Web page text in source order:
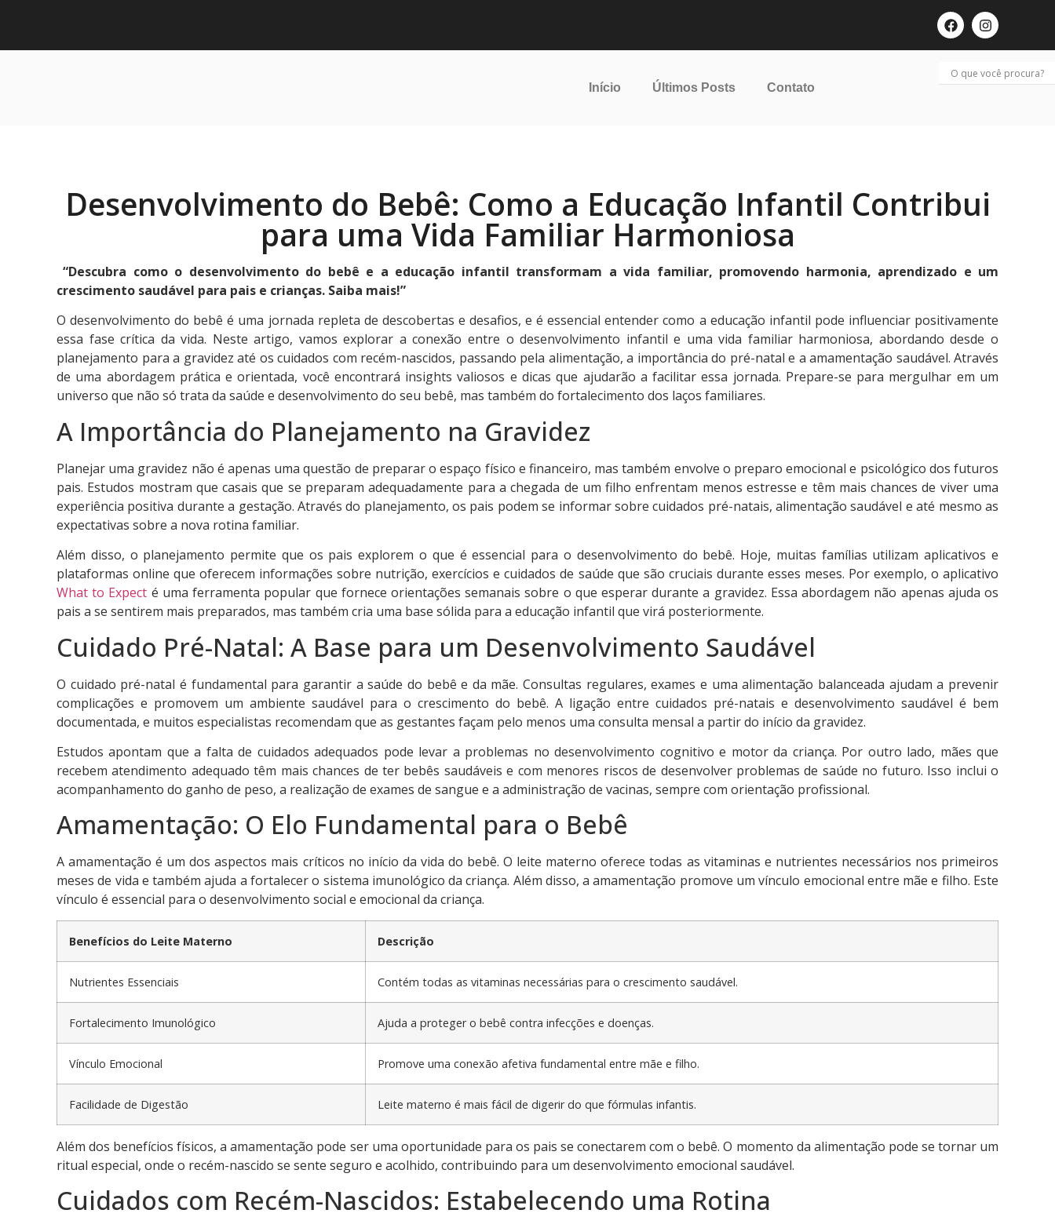
Início Últimos Posts Contato
Desenvolvimento do Bebê: Como a Educação Infantil Contribui
para uma Vida Familiar Harmoniosa
“Descubra como o desenvolvimento do bebê e a educação infantil transformam a vida familiar, promovendo harmonia, aprendizado e um
crescimento saudável para pais e crianças. Saiba mais!”
O desenvolvimento do bebê é uma jornada repleta de descobertas e desafios, e é essencial entender como a educação infantil pode influenciar positivamente
essa fase crítica da vida. Neste artigo, vamos explorar a conexão entre o desenvolvimento infantil e uma vida familiar harmoniosa, abordando desde o
planejamento para a gravidez até os cuidados com recém-nascidos, passando pela alimentação, a importância do pré-natal e a amamentação saudável. Através
de uma abordagem prática e orientada, você encontrará insights valiosos e dicas que ajudarão a facilitar essa jornada. Prepare-se para mergulhar em um
universo que não só trata da saúde e desenvolvimento do seu bebê, mas também do fortalecimento dos laços familiares.
A Importância do Planejamento na Gravidez
Planejar uma gravidez não é apenas uma questão de preparar o espaço físico e financeiro, mas também envolve o preparo emocional e psicológico dos futuros
pais. Estudos mostram que casais que se preparam adequadamente para a chegada de um filho enfrentam menos estresse e têm mais chances de viver uma
experiência positiva durante a gestação. Através do planejamento, os pais podem se informar sobre cuidados pré-natais, alimentação saudável e até mesmo as
expectativas sobre a nova rotina familiar.
Além disso, o planejamento permite que os pais explorem o que é essencial para o desenvolvimento do bebê. Hoje, muitas famílias utilizam aplicativos e
plataformas online que oferecem informações sobre nutrição, exercícios e cuidados de saúde que são cruciais durante esses meses. Por exemplo, o aplicativo
What to Expect é uma ferramenta popular que fornece orientações semanais sobre o que esperar durante a gravidez. Essa abordagem não apenas ajuda os
pais a se sentirem mais preparados, mas também cria uma base sólida para a educação infantil que virá posteriormente.
Cuidado Pré-Natal: A Base para um Desenvolvimento Saudável
O cuidado pré-natal é fundamental para garantir a saúde do bebê e da mãe. Consultas regulares, exames e uma alimentação balanceada ajudam a prevenir
complicações e promovem um ambiente saudável para o crescimento do bebê. A ligação entre cuidados pré-natais e desenvolvimento saudável é bem
documentada, e muitos especialistas recomendam que as gestantes façam pelo menos uma consulta mensal a partir do início da gravidez.
Estudos apontam que a falta de cuidados adequados pode levar a problemas no desenvolvimento cognitivo e motor da criança. Por outro lado, mães que
recebem atendimento adequado têm mais chances de ter bebês saudáveis e com menores riscos de desenvolver problemas de saúde no futuro. Isso inclui o
acompanhamento do ganho de peso, a realização de exames de sangue e a administração de vacinas, sempre com orientação profissional.
Amamentação: O Elo Fundamental para o Bebê
A amamentação é um dos aspectos mais críticos no início da vida do bebê. O leite materno oferece todas as vitaminas e nutrientes necessários nos primeiros
meses de vida e também ajuda a fortalecer o sistema imunológico da criança. Além disso, a amamentação promove um vínculo emocional entre mãe e filho. Este
vínculo é essencial para o desenvolvimento social e emocional da criança.
Benefícios do Leite Materno Descrição
Nutrientes Essenciais Contém todas as vitaminas necessárias para o crescimento saudável.
Fortalecimento Imunológico Ajuda a proteger o bebê contra infecções e doenças.
Vínculo Emocional Promove uma conexão afetiva fundamental entre mãe e filho.
Facilidade de Digestão Leite materno é mais fácil de digerir do que fórmulas infantis.
Além dos benefícios físicos, a amamentação pode ser uma oportunidade para os pais se conectarem com o bebê. O momento da alimentação pode se tornar um
ritual especial, onde o recém-nascido se sente seguro e acolhido, contribuindo para um desenvolvimento emocional saudável.
Cuidados com Recém-Nascidos: Estabelecendo uma Rotina